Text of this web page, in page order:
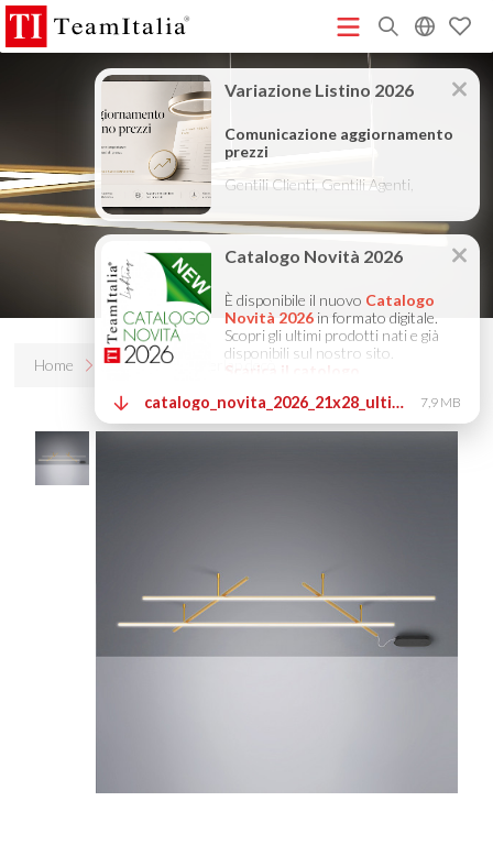
R
(513K) Catalogo Novità 2026
DECORATIVE
CATALOGUE 2025(12M) TECHNICAL CATALOGUE 2025
COMPANY PROFILE ITA COMPANY PROFILE GB(3M) COMPANY
StarTeam 1 (introduzione)
(prodotto)(15M) ★Istruzioni Touch-Dim e Sincronizzazione (110K)
Home Prodotti Overlap decò